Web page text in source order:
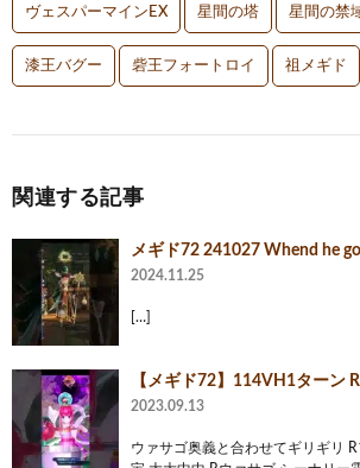
ヴェスパーマインEX 星間の塔 星間の禁
漆王バグー 砦王フォートロイ 祖メギド
関連する記事
メギド72 241027 Whend he
2024.11.25
[…]
【メギド72】114VH1ターン
2023.09.13
ウァサゴ奥義と合わせてギリギリ